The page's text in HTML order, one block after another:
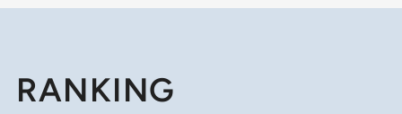
RANKING